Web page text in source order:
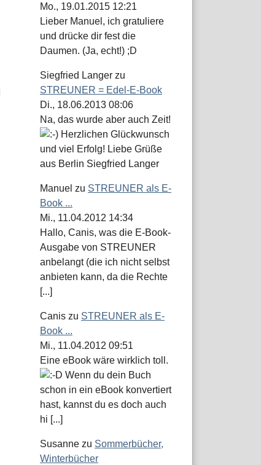
Mo., 19.01.2015 12:21
Lieber Manuel, ich gratuliere
und drücke dir fest die
Daumen. (Ja, echt!) ;D
Siegfried Langer zu
STREUNER = Edel-E-Book
Di., 18.06.2013 08:06
Na, das wurde aber auch Zeit!
Herzlichen Glückwunsch
und viel Erfolg! Liebe Grüße
aus Berlin Siegfried Langer
Manuel zu STREUNER als E-
Book ...
Mi., 11.04.2012 14:34
Hallo, Canis, was die E-Book-
Ausgabe von STREUNER
anbelangt (die ich nicht selbst
anbieten kann, da die Rechte
[...]
Canis zu STREUNER als E-
Book ...
Mi., 11.04.2012 09:51
Eine eBook wäre wirklich toll.
Wenn du dein Buch
schon in ein eBook konvertiert
hast, kannst du es doch auch
hi [...]
Susanne zu Sommerbücher,
Winterbücher